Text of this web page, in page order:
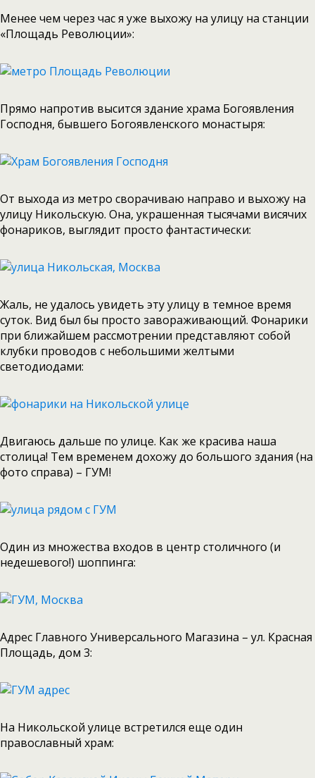
Менее чем через час я уже выхожу на улицу на станции
«Площадь Революции»:
Прямо напротив высится здание храма Богоявления
Господня, бывшего Богоявленского монастыря:
От выхода из метро сворачиваю направо и выхожу на
улицу Никольскую. Она, украшенная тысячами висячих
фонариков, выглядит просто фантастически:
Жаль, не удалось увидеть эту улицу в темное время
суток. Вид был бы просто завораживающий. Фонарики
при ближайшем рассмотрении представляют собой
клубки проводов с небольшими желтыми
светодиодами:
Двигаюсь дальше по улице. Как же красива наша
столица! Тем временем дохожу до большого здания (на
фото справа) – ГУМ!
Один из множества входов в центр столичного (и
недешевого!) шоппинга:
Адрес Главного Универсального Магазина – ул. Красная
Площадь, дом 3:
На Никольской улице встретился еще один
православный храм: